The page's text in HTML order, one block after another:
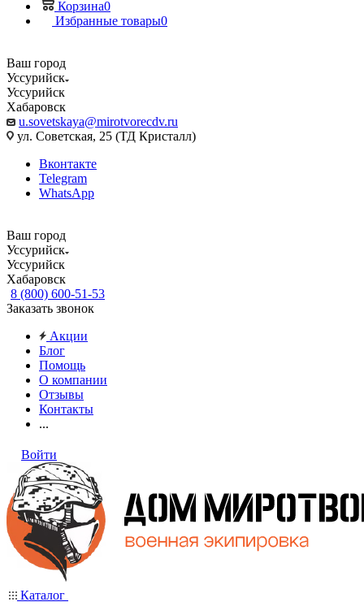
Корзина0
Избранные товары0
Ваш город
Уссурийск
Уссурийск
Хабаровск
u.sovetskaya@mirotvorecdv.ru
ул. Советская, 25 (ТД Кристалл)
Вконтакте
Telegram
WhatsApp
Ваш город
Уссурийск
Уссурийск
Хабаровск
8 (800) 600-51-53
Заказать звонок
Акции
Блог
Помощь
О компании
Отзывы
Контакты
...
Войти
Каталог